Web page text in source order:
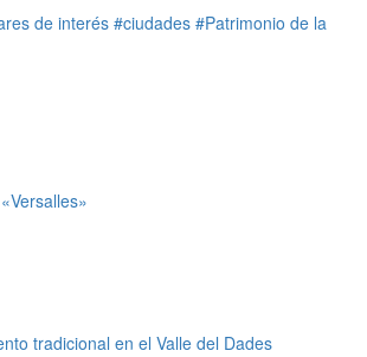
de interés#ciudades #Patrimonio de la
tradicional en el Valle del Dades